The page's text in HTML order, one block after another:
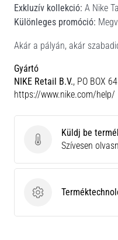
Exkluzív kollekció: A Nike
Különleges promóció:
Akár a pályán, akár
Gyártó
NIKE Retail B.V., PO BOX
https://www.nike.com/help/
Küldj be
Küldj be
Szívesen
Terméktechnológia